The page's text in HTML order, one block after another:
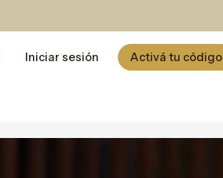
Iniciar sesión Activá tu código